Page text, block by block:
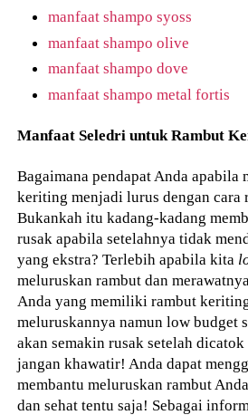
manfaat shampo syoss
manfaat shampo olive
manfaat shampo dove
manfaat shampo metal fortis
Manfaat Seledri untuk Rambut
Bagaimana pendapat Anda apabila
keriting menjadi lurus dengan cara
Bukankah itu kadang-kadang
rusak apabila setelahnya tidak
yang ekstra? Terlebih apabila kita
meluruskan rambut dan
Anda yang memiliki rambut
meluruskannya namun low budget
akan semakin rusak setelah
jangan khawatir! Anda dapat
membantu meluruskan rambut
dan sehat tentu saja! Sebagai